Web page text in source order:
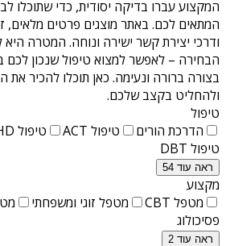
המקצוע עברו בדיקה יסודית, כדי שתוכלו
המתאים לכם. באתר מוצגים פרטים מלאים,
ודרכי יצירת קשר ישירה ונוחה. המטרה
הבחירה – לאפשר למצוא טיפול שנכון
בצורה ברורה ונעימה. כאן תוכלו להכיר את
ולהחליט בקצב שלכם.
טיפול
הדרכת הורים
טיפול ACT טיפול ADHD
טיפול DBT
ראה עוד 54
מקצוע
מטפל CBT
מטפל זוגי ומשפחתי
פסיכולוג
ראה עוד 2